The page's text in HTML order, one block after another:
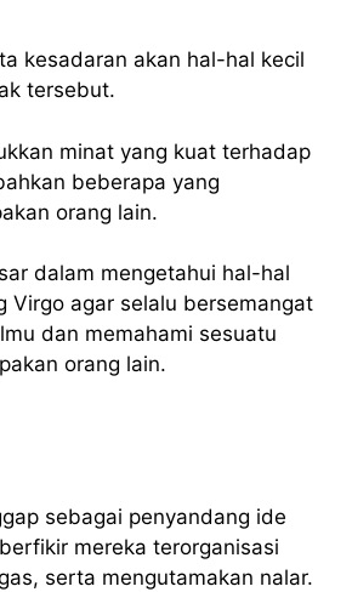
kesadaran akan hal-hal kecil
tersebut.
minat yang kuat terhadap
beberapa yang
orang lain.
dalam mengetahui hal-hal
Virgo agar selalu bersemangat
dan memahami sesuatu
orang lain.
sebagai penyandang ide
mereka terorganisasi
serta mengutamakan nalar.